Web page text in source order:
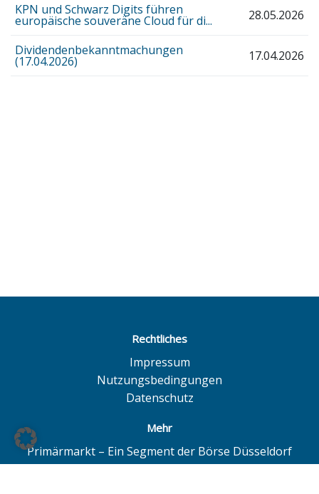
KPN und Schwarz Digits führen
europäische souveräne Cloud für di... 28.05.2026
Dividendenbekanntmachungen
(17.04.2026) 17.04.2026
Rechtliches
Impressum
Nutzungsbedingungen
Datenschutz
Mehr
Primärmarkt – Ein Segment der Börse Düsseldorf
Quotrix – Ein System der Börse Düsseldorf